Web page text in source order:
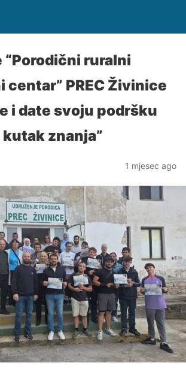
“Porodični ruralni
PREC Živinice
i date svoju podršku
kutak znanja”
1 mjesec ago